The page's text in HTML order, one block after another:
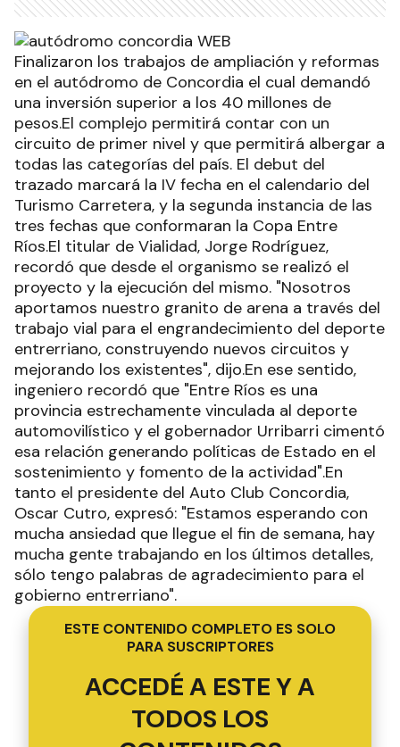
Finalizaron los trabajos de ampliación y reformas
en el autódromo de Concordia el cual demandó
una inversión superior a los 40 millones de
pesos.El complejo permitirá contar con un
circuito de primer nivel y que permitirá albergar a
todas las categorías del país. El debut del
trazado marcará la IV fecha en el calendario del
Turismo Carretera, y la segunda instancia de las
tres fechas que conformaran la Copa Entre
Ríos.El titular de Vialidad, Jorge Rodríguez,
recordó que desde el organismo se realizó el
proyecto y la ejecución del mismo. "Nosotros
aportamos nuestro granito de arena a través del
trabajo vial para el engrandecimiento del deporte
entrerriano, construyendo nuevos circuitos y
mejorando los existentes", dijo.En ese sentido,
ingeniero recordó que "Entre Ríos es una
provincia estrechamente vinculada al deporte
automovilístico y el gobernador Urribarri cimentó
esa relación generando políticas de Estado en el
sostenimiento y fomento de la actividad".En
tanto el presidente del Auto Club Concordia,
Oscar Cutro, expresó: "Estamos esperando con
mucha ansiedad que llegue el fin de semana, hay
mucha gente trabajando en los últimos detalles,
sólo tengo palabras de agradecimiento para el
gobierno entrerriano".
ESTE CONTENIDO COMPLETO ES SOLO
PARA SUSCRIPTORES
ACCEDÉ A ESTE Y A
TODOS LOS